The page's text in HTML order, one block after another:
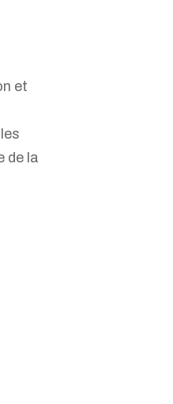
et
de la